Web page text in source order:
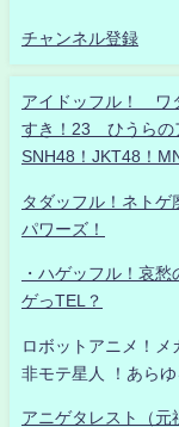
チャンネル登録
アイドッフル！ ワ
すき！23 ひうらの
SNH48！JKT48！
タダッフル！ネト
パワーズ！
・ハゲッフル！哀
ゲっTEL？
ロボットアニメ！メ
非モテ星人 ！あら
アニゲタレスト（